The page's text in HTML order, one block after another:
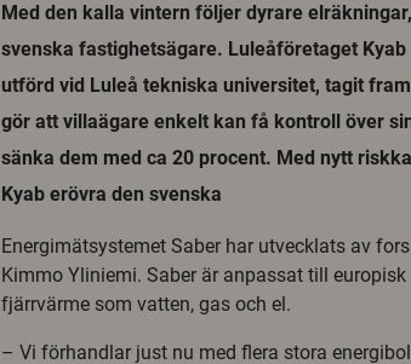
Med den kalla vintern följer dyrare
svenska fastighetsägare. Luleåföretaget
utförd vid Luleå tekniska universitet, tagit
gör att villaägare enkelt kan få kontroll över
sänka dem med ca 20 procent. Med nytt
Kyab erövra den svenska
Energimätsystemet Saber har utvecklats av
Kimmo Yliniemi. Saber är anpassat till
fjärrvärme som vatten, gas och el.
– Vi förhandlar just nu med flera stora